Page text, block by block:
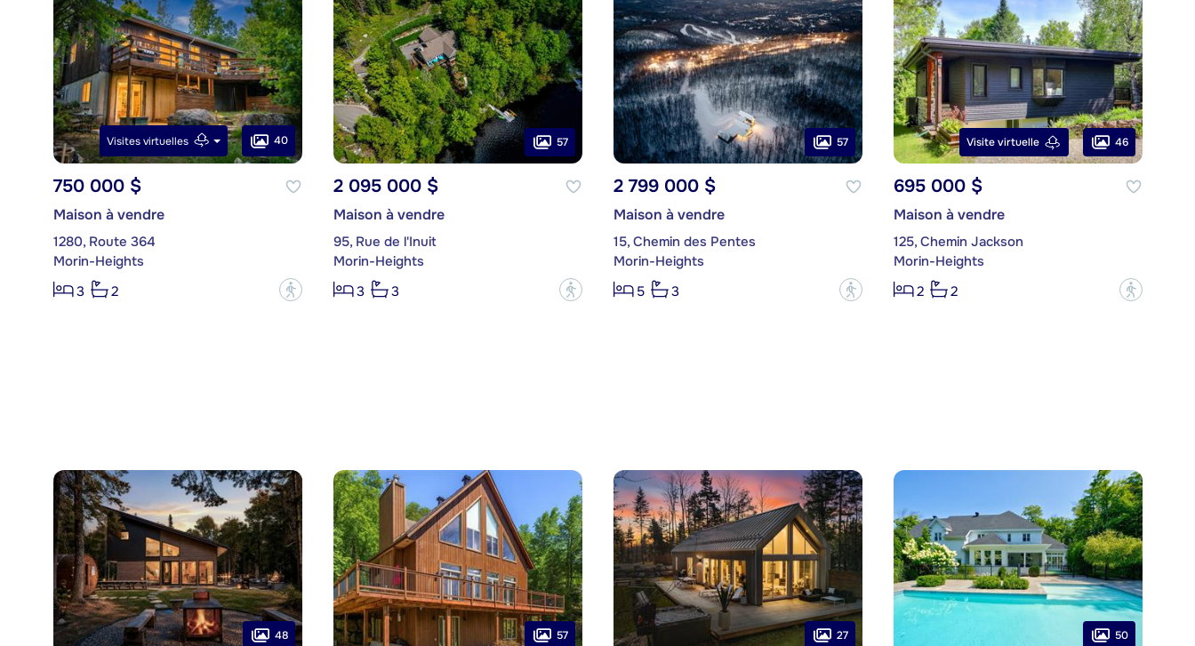
Visites virtuelles 40
750 000 $
Maison à vendre
1280, Route 364
Morin-Heights
3
2 ?
57
2 095 000 $
Maison à vendre
95, Rue de l'Inuit
Morin-Heights
3
3 ?
57
2 799 000 $
Maison à vendre
15, Chemin des Pentes
Morin-Heights
5
3 ?
Visite virtuelle 46
695 000 $
Maison à vendre
125, Chemin Jackson
Morin-Heights
2
2 ?
48 57 27 50